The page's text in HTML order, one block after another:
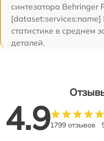
синтезатора Behringer
статистике в среднем
деталей.
4.91799 отзывов